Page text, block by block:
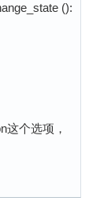
():
这个选项，